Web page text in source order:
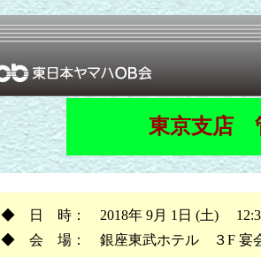
東京支店
◆ 日 時： 2018年 9月 1日 (土) 12:30
◆ 会 場： 銀座東武ホテル ３F 宴